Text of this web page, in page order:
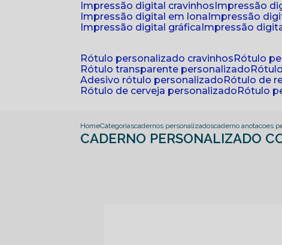
impressão digital cravinhos impressão
impressão digital em lona impressão
impressão digital gráfica impressão
rótulo personalizado cravinhos
rótulo
rótulo transparente personalizado
adesivo rótulo personalizado
rótulo de
rótulo de cerveja personalizado
rótulo
HomeCategoriascadernos personalizadoscaderno anotacoes
CADERNO PERSONALIZADO